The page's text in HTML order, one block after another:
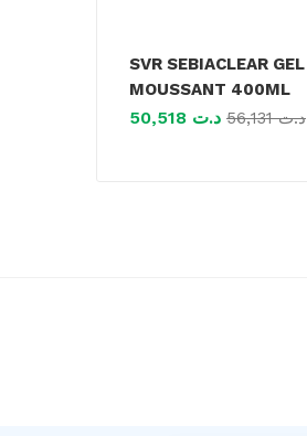
SVR SEBIACLEAR GEL
MOUSSANT 400ML
د.ت د.ت56,131